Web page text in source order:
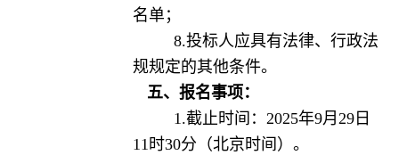
名单；
8.投标人应具有法律、行政法
规规定的其他条件。
五、报名事项：
1.截止时间：2025年9月29日
11时30分（北京时间）。